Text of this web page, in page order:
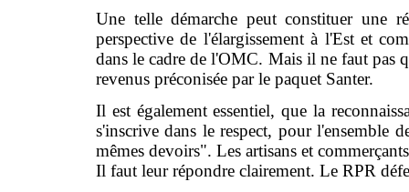
Une telle démarche peut constituer une
perspective de l'élargissement à l'Est et
dans le cadre de l'OMC. Mais il ne faut pas
revenus préconisée par le paquet Santer.
Il est également essentiel, que la
s'inscrive dans le respect, pour l'ensemble
mêmes devoirs". Les artisans et
Il faut leur répondre clairement. Le RPR